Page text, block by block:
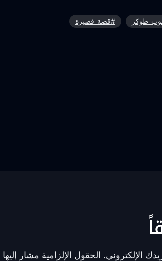
#قصة_قصيرة
الإلكتروني. الحقول الإلزامية مشار إليها